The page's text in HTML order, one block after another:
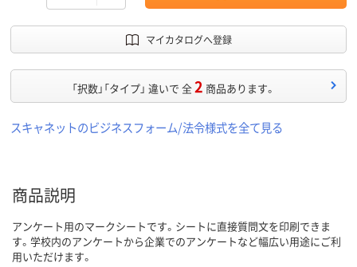
マイカタログへ登録
「択数」「タイプ」 違いで 全2 商品あります。
スキャネットのビジネスフォーム/法令様式を全て見る
商品説明
アンケート用のマークシートです。シートに直接質問文を印刷できま
す。学校内のアンケートから企業でのアンケートなど幅広い用途にご利
用いただけます。